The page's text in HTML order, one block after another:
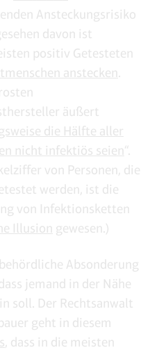
Ansteckungsrisiko
davon ist
positiv Getesteten
anstecken
äußert
die Hälfte aller
nicht infektiös seien“.
von Personen, die
werden, ist die
von Infektionsketten
Illusion gewesen.)
Absonderung
jemand in der Nähe
soll. Der Rechtsanwalt
geht in diesem
, dass in die meisten